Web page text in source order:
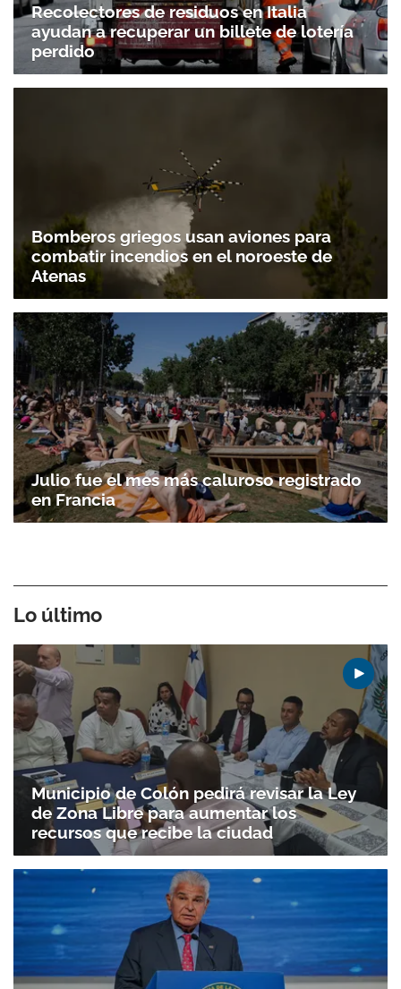
Recolectores de residuos en Italia
ayudan a recuperar un billete de lotería
perdido
Bomberos griegos usan aviones para
combatir incendios en el noroeste de
Atenas
Julio fue el mes más caluroso registrado
en Francia
Lo último
Municipio de Colón pedirá revisar la Ley
de Zona Libre para aumentar los
recursos que recibe la ciudad